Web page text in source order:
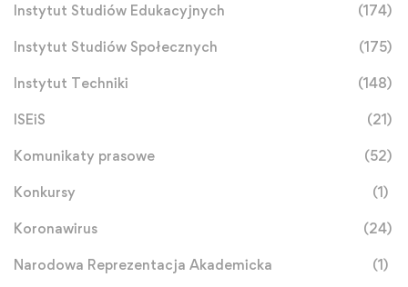
Instytut Studiów Edukacyjnych (174)
Instytut Studiów Społecznych (175)
Instytut Techniki (148)
ISEiS (21)
Komunikaty prasowe (52)
Konkursy (1)
Koronawirus (24)
Narodowa Reprezentacja Akademicka (1)